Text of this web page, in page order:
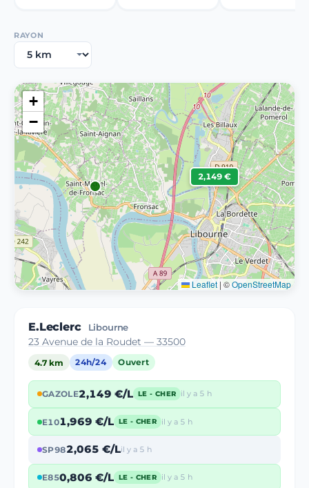
RAYON
2,149 €
+
−
Leaflet | ©OpenStreetMap
E.Leclerc Libourne
23 Avenue de la Roudet — 33500
4.7 km 24h/24 Ouvert
GAZOLE2,149 €/L LE - CHER il y a 5 h
E101,969 €/L LE - CHER il y a 5 h
SP982,065 €/Lil y a 5 h
E850,806 €/L LE - CHER il y a 5 h